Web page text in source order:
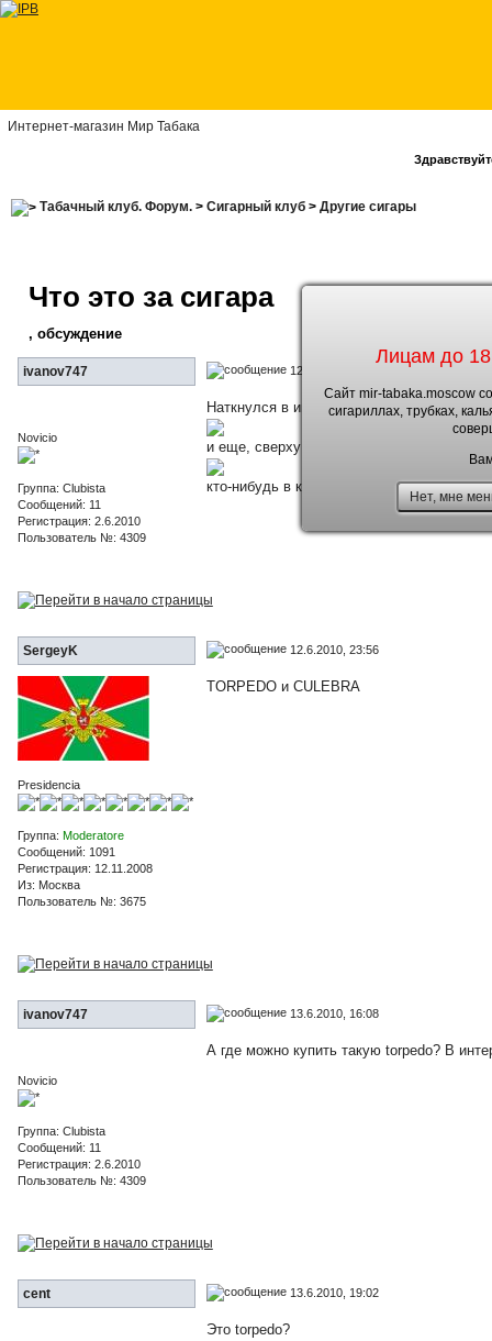
Интернет-магазин Мир Табака
Лицам до
Сайт mir-tabaka.moscow
сигариллах, трубках,
Нет, мне
Табачный клуб. Форум.> Сигарный клуб> Другие сигары
Что это за сигара
, обсуждение
ivanov747 12.6.2010, 14:42
Novicio
Группа: Clubista
Сообщений: 11
Регистрация: 2.6.2010
Пользователь №: 4309
Наткнулся в интернете на такую сигару:
и еще, сверху кулебры
кто-нибудь в курсе что это за марка
SergeyK 12.6.2010, 23:56
Presidencia
Группа: Moderatore
Сообщений: 1091
Регистрация: 12.11.2008
Из: Москва
Пользователь №: 3675
TORPEDO и CULEBRA
ivanov747 13.6.2010, 16:08
Novicio
Группа: Clubista
Сообщений: 11
Регистрация: 2.6.2010
Пользователь №: 4309
А где можно купить такую torpedo? В
cent 13.6.2010, 19:02
Это torpedo?